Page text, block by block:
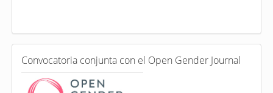
a
e
n
C
o
Convocatoria conjunta con el Open Gender Journal